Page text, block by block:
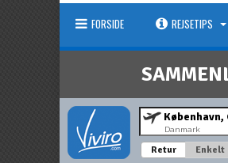
FORSIDE REJSETIPS
Danmark
Retur Enkelt